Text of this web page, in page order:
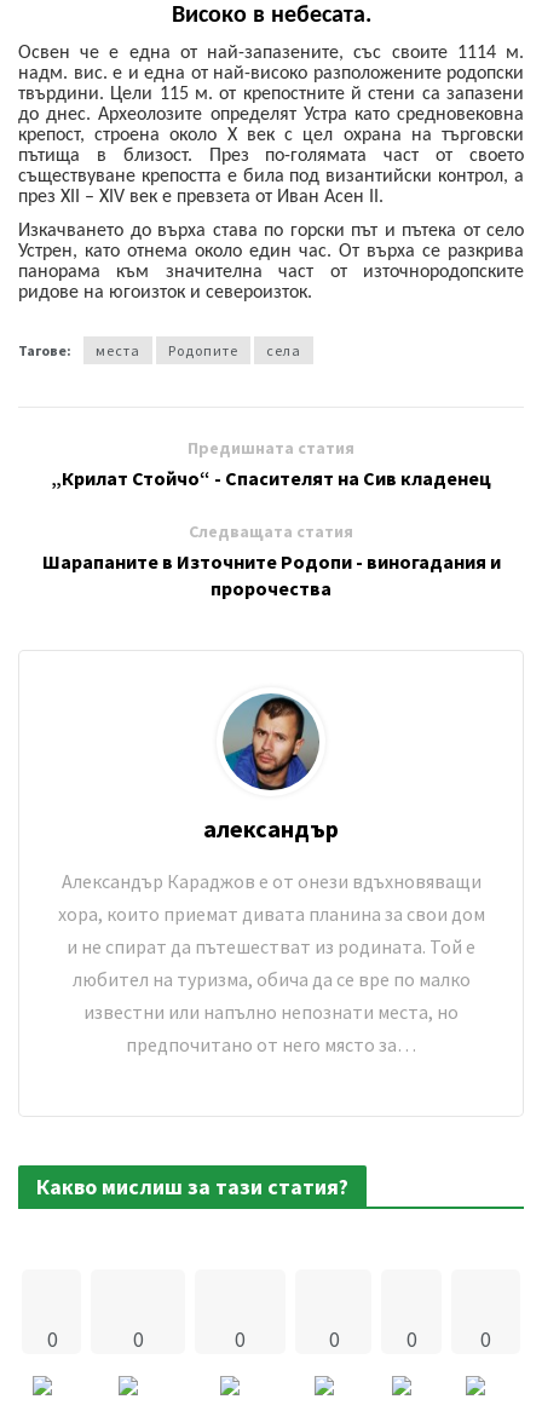
Високо в небесата.
Освен че е една от най-запазените, със своите 1114 м.
надм. вис. е и една от най-високо разположените родопски
твърдини. Цели 115 м. от крепостните й стени са запазени
до днес. Археолозите определят Устра като средновековна
крепост, строена около X век с цел охрана на търговски
пътища в близост. През по-голямата част от своето
съществуване крепостта е била под византийски контрол, а
през XII – XIV век е превзета от Иван Асен II.
Изкачването до върха става по горски път и пътека от село
Устрен, като отнема около един час. От върха се разкрива
панорама към значителна част от източнородопските
ридове на югоизток и североизток.
Тагове: места Родопите села
Предишната статия
„Крилат Стойчо“ - Спасителят на Сив кладенец
Следващата статия
Шарапаните в Източните Родопи - виногадания и
пророчества
александър
Александър Караджов е от онези вдъхновяващи
хора, които приемат дивата планина за свои дом
и не спират да пътешестват из родината. Той е
любител на туризма, обича да се вре по малко
известни или напълно непознати места, но
предпочитано от него място за…
Какво мислиш за тази статия?
0 0 0 0 0 0